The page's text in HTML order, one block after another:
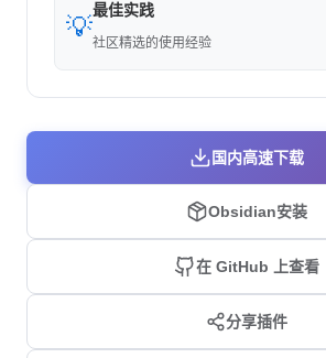
💡
最佳实践
社区精选的使用经验
国内高速下载
Obsidian安装
在 GitHub 上查看
分享插件